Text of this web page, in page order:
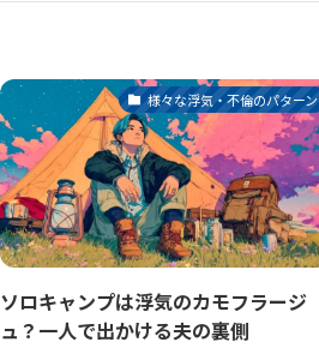
様々な浮気・不倫のパターン
ソロキャンプは浮気のカモフラージ
ュ？一人で出かける夫の裏側